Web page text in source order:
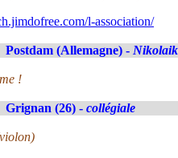
l-association/
Postdam (Allemagne) -
!
Grignan (26) - collégiale